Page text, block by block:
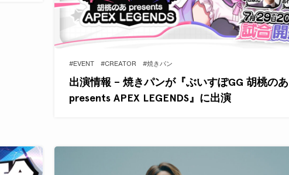
#EVENT #CREATOR #焼きパン
出演情報 – 焼きパンが『ぶいすぽGG 胡桃のあ
presents APEX LEGENDS』に出演